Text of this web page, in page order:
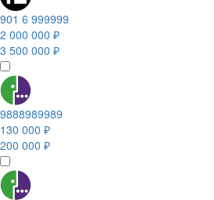
901 6 999999
2 000 000 ₽
3 500 000 ₽
9888989989
130 000 ₽
200 000 ₽